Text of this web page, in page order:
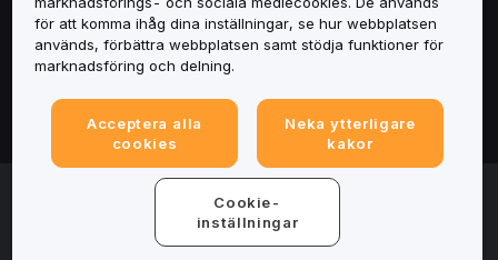
Produkter
Juridiskt
© 2025-2026 Bybit.eu. All rights reserved.
Integritetsvillkor | Imprint
Inställningscenter för cookies
för att komma ihåg dina inställningar, se hur webbplatsen
används, förbättra webbplatsen samt stödja funktioner för
marknadsföring och delning.
Acceptera alla
cookies
Neka ytterligare
kakor
Cookie-
inställningar